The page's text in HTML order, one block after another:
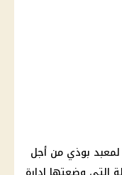
بوذي من أجل